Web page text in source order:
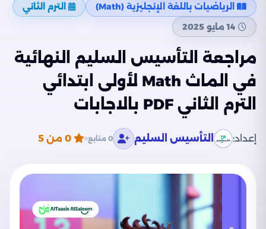
الرياضيات باللغة الإنجليزية (Math)
الترم الثاني
14 مايو 2025
مراجعة التأسيس السليم النهائية
في الماث Math لأولى ابتدائي
الترم الثاني PDF بالاجابات
إعداد: التأسيس السليم 0 متابع 0 من 5